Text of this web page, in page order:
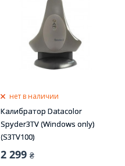
нет в наличии
Калибратор Datacolor
Spyder3TV (Windows only)
(S3TV100)
2 299 ₴